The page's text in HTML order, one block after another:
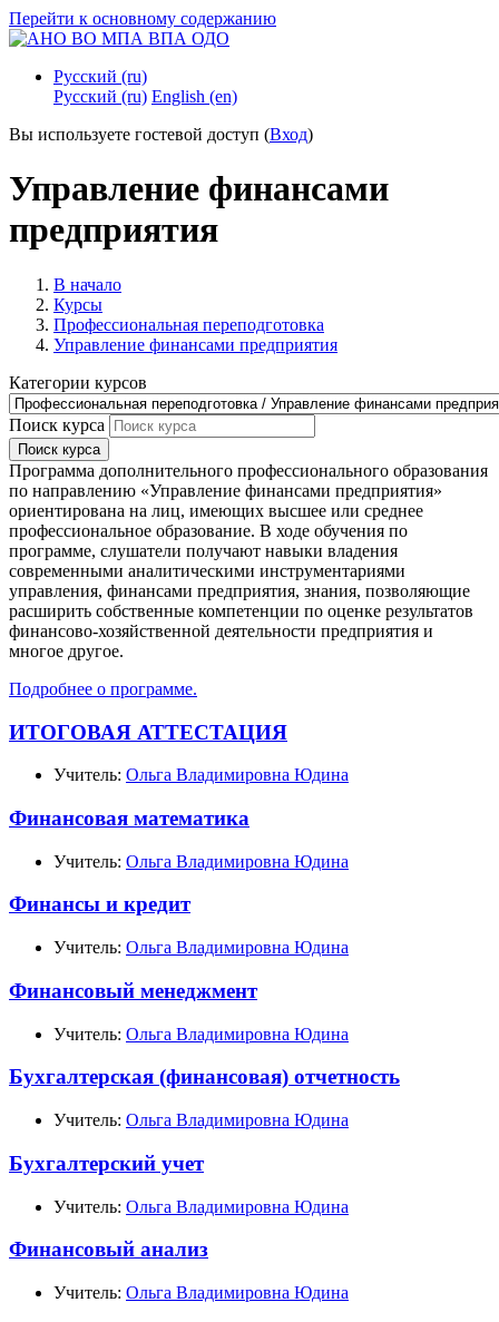
Перейти к основному содержанию
Русский ‎(ru)‎
Русский ‎(ru)‎ English ‎(en)‎
Вы используете гостевой доступ (Вход)
Управление финансами
предприятия
В начало
Курсы
Профессиональная переподготовка
Управление финансами предприятия
Категории курсов
Поиск курса
Поиск курса
Программа дополнительного профессионального образования
по направлению «Управление финансами предприятия»
ориентирована на лиц, имеющих высшее или среднее
профессиональное образование. В ходе обучения по
программе, слушатели получают навыки владения
современными аналитическими инструментариями
управления, финансами предприятия, знания, позволяющие
расширить собственные компетенции по оценке результатов
финансово-хозяйственной деятельности предприятия и
многое другое.
Подробнее о программе.
ИТОГОВАЯ АТТЕСТАЦИЯ
Учитель: Ольга Владимировна Юдина
Финансовая математика
Учитель: Ольга Владимировна Юдина
Финансы и кредит
Учитель: Ольга Владимировна Юдина
Финансовый менеджмент
Учитель: Ольга Владимировна Юдина
Бухгалтерская (финансовая) отчетность
Учитель: Ольга Владимировна Юдина
Бухгалтерский учет
Учитель: Ольга Владимировна Юдина
Финансовый анализ
Учитель: Ольга Владимировна Юдина